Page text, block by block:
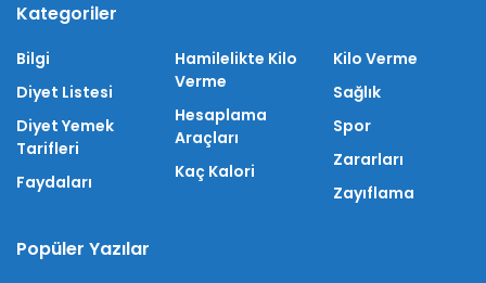
Kategoriler
Bilgi
Diyet Listesi
Diyet Yemek
Tarifleri
Faydaları
Hamilelikte Kilo
Verme
Hesaplama
Araçları
Kaç Kalori
Kilo Verme
Sağlık
Spor
Zararları
Zayıflama
Popüler Yazılar